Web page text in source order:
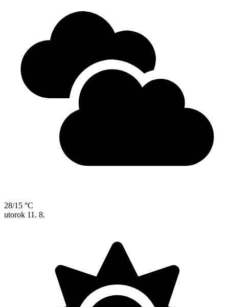
28/15 °C
utorok 11. 8.